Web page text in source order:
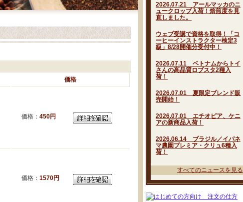
2026.07.21 アールマッカのニ
ュークロップ入荷！焙煎度を見
直しました。
ウェブ受講で資格を取得！「コ
ーヒーインストラクター検定3
級」8/28開催分受付中！
2026.07.11 ベトナムからトイ
さんの高品質ロブスタ2種入
荷！
2026.07.01 夏限定ブレンド販
売開始！
2026.07.01 エチオピア、ケニ
アの新商品入荷！
2026.06.14 ブラジル／イパネ
マ農園プレミア・クリュ6種入
荷！
すべてのニュースを見る
価格
価格： 450円
価格： 1570円